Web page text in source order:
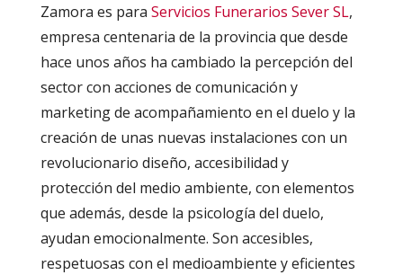
Zamora es para Servicios Funerarios Sever SL,
empresa centenaria de la provincia que desde
hace unos años ha cambiado la percepción del
sector con acciones de comunicación y
marketing de acompañamiento en el duelo y la
creación de unas nuevas instalaciones con un
revolucionario diseño, accesibilidad y
protección del medio ambiente, con elementos
que además, desde la psicología del duelo,
ayudan emocionalmente. Son accesibles,
respetuosas con el medioambiente y eficientes